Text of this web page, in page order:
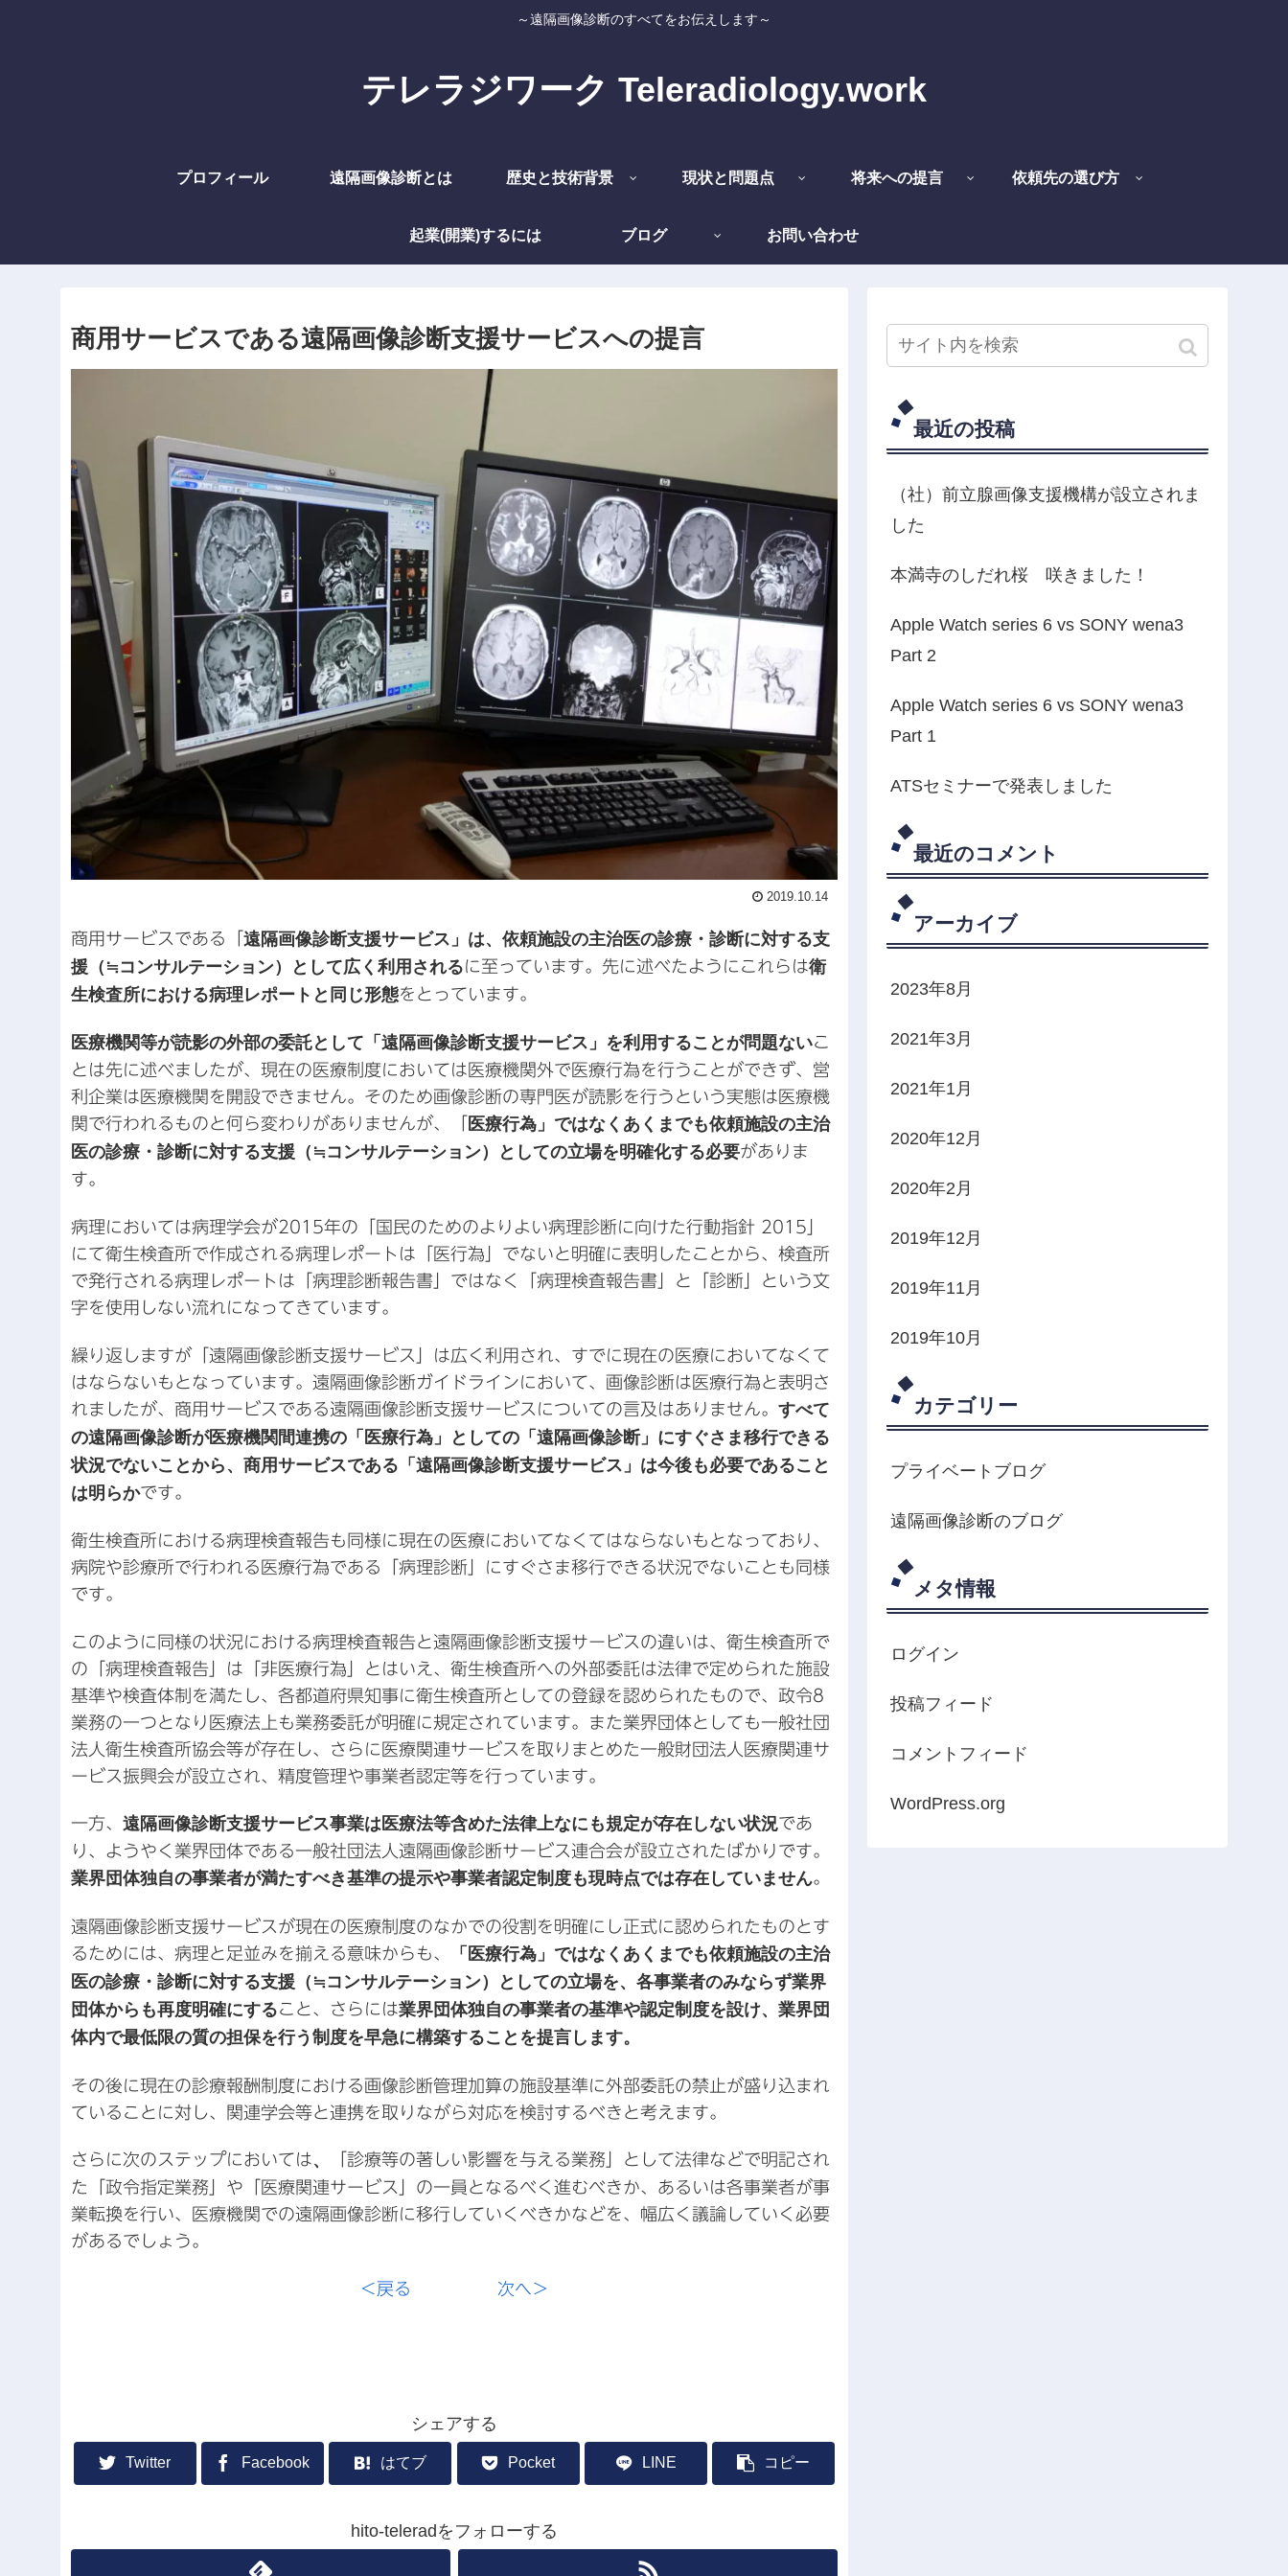
～遠隔画像診断のすべてをお伝えします～
テレラジワーク Teleradiology.work
プロフィール 遠隔画像診断とは 歴史と技術背景 現状と問題点 将来への提言 依頼先の選び方
起業(開業)するには ブログ お問い合わせ
商用サービスである遠隔画像診断支援サービスへの提言
2019.10.14
商用サービスである「 遠隔画像診断支援サービス」は、依頼施設の主治医の診療・診断に対する支
援（≒コンサルテーション）として広く利用されるに至っています。先に述べたようにこれらは衛
生検査所における病理レポートと同じ形態をとっています。
医療機関等が読影の外部の委託として「遠隔画像診断支援サービス」を利用することが問題ないこ
とは先に述べましたが、現在の医療制度においては医療機関外で医療行為を行うことができず、営
利企業は医療機関を開設できません。そのため画像診断の専門医が読影を行うという実態は医療機
関で行われるものと何ら変わりがありませんが、「
医療行為」ではなくあくまでも依頼施設の主治
医の診療・診断に対する支援（≒コンサルテーション）としての立場を明確化する必要がありま
す。
病理においては病理学会が2015年の「国民のためのよりよい病理診断に向けた行動指針 2015」
にて衛生検査所で作成される病理レポートは「医行為」でないと明確に表明したことから、検査所
で発行される病理レポートは「病理診断報告書」ではなく「病理検査報告書」と「診断」という文
字を使用しない流れになってきています。
繰り返しますが「遠隔画像診断支援サービス」は広く利用され、すでに現在の医療においてなくて
はならないもとなっています。遠隔画像診断ガイドラインにおいて、画像診断は医療行為と表明さ
れましたが、商用サービスである遠隔画像診断支援サービスについての言及はありません。 すべて
の遠隔画像診断が医療機関間連携の「医療行為」としての「遠隔画像診断」にすぐさま移行できる
状況でないことから、商用サービスである「遠隔画像診断支援サービス」は今後も必要であること
は明らかです。
衛生検査所における病理検査報告も同様に現在の医療においてなくてはならないもとなっており、
病院や診療所で行われる医療行為である「病理診断」にすぐさま移行できる状況でないことも同様
です。
このように同様の状況における病理検査報告と遠隔画像診断支援サービスの違いは、衛生検査所で
の「病理検査報告」は「非医療行為」とはいえ、衛生検査所への外部委託は法律で定められた施設
基準や検査体制を満たし、各都道府県知事に衛生検査所としての登録を認められたもので、政令8
業務の一つとなり医療法上も業務委託が明確に規定されています。また業界団体としても一般社団
法人衛生検査所協会等が存在し、さらに医療関連サービスを取りまとめた一般財団法人医療関連サ
ービス振興会が設立され、精度管理や事業者認定等を行っています。
一方、 遠隔画像診断支援サービス事業は医療法等含めた法律上なにも規定が存在しない状況であ
り、ようやく業界団体である一般社団法人遠隔画像診断サービス連合会が設立されたばかりです。
業界団体独自の事業者が満たすべき基準の提示や事業者認定制度も現時点では存在していません。
遠隔画像診断支援サービスが現在の医療制度のなかでの役割を明確にし正式に認められたものとす
るためには、病理と足並みを揃える意味からも、
「医療行為」ではなくあくまでも依頼施設の主治
医の診療・診断に対する支援（≒コンサルテーション）としての立場を、各事業者のみならず業界
団体からも再度明確にすること、さらには業界団体独自の事業者の基準や認定制度を設け、業界団
体内で最低限の質の担保を行う制度を早急に構築することを提言します。
その後に現在の診療報酬制度における画像診断管理加算の施設基準に外部委託の禁止が盛り込まれ
ていることに対し、関連学会等と連携を取りながら対応を検討するべきと考えます。
さらに次のステップにおいては、
「診療等の著しい影響を与える業務」として法律などで明記され
た「政令指定業務」や「医療関連サービス」の一員となるべく進むべきか、あるいは各事業者が事
業転換を行い、医療機関での遠隔画像診断に移行していくべきかなどを、幅広く議論していく必要
があるでしょう。
＜戻る 次へ＞
シェアする
Twitter Facebook はてブ Pocket LINE コピー
hito-teleradをフォローする
最近の投稿
（社）前立腺画像支援機構が設立されま
した
本満寺のしだれ桜 咲きました！
Apple Watch series 6 vs SONY wena3
Part 2
Apple Watch series 6 vs SONY wena3
Part 1
ATSセミナーで発表しました
最近のコメント
アーカイブ
2023年8月
2021年3月
2021年1月
2020年12月
2020年2月
2019年12月
2019年11月
2019年10月
カテゴリー
プライベートブログ
遠隔画像診断のブログ
メタ情報
ログイン
投稿フィード
コメントフィード
WordPress.org